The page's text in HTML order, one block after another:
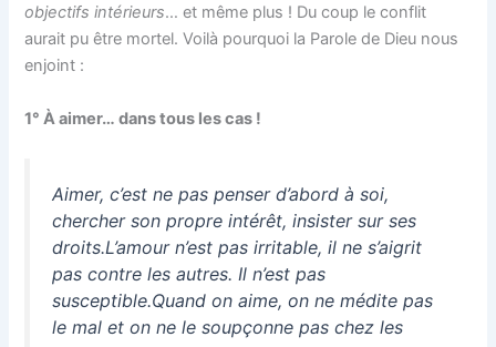
objectifs intérieurs… et même plus ! Du coup le conflit
aurait pu être mortel. Voilà pourquoi la Parole de Dieu nous
enjoint :
1° À aimer… dans tous les cas !
Aimer, c’est ne pas penser d’abord à soi,
chercher son propre intérêt, insister sur ses
droits.L’amour n’est pas irritable, il ne s’aigrit
pas contre les autres. Il n’est pas
susceptible.Quand on aime, on ne médite pas
le mal et on ne le soupçonne pas chez les